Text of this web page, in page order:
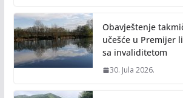
o
k
n
k
Obavještenje
učešće u Premijer
sa invaliditetom
30. Jula 2026.